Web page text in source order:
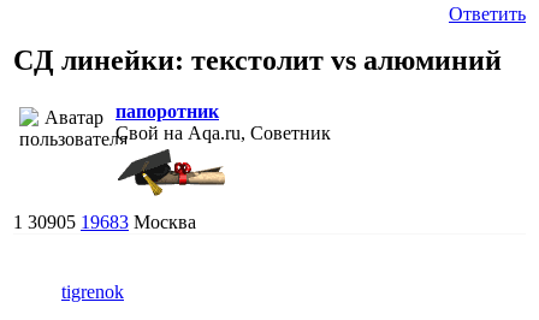
Ответить
CД линейки: текстолит vs алюминий
папоротник
Свой на Aqa.ru, Советник
1 30905 19683 Москва
tigrenok